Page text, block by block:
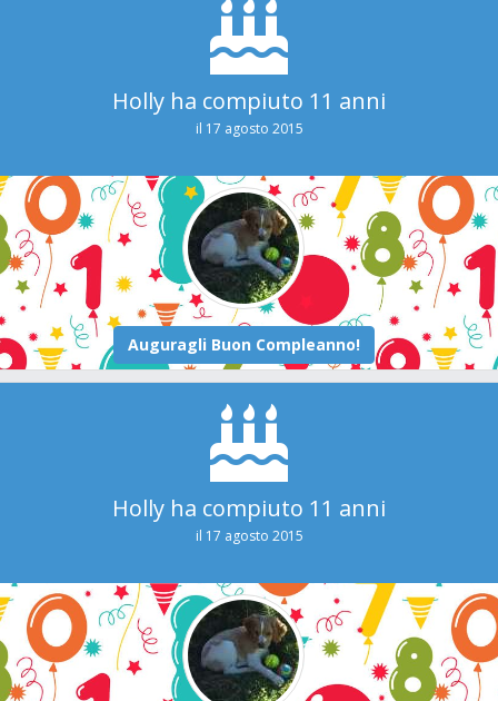
Holly ha compiuto 11 anni
il 17 agosto 2015
Holly ha compiuto 11 anni
il 17 agosto 2015